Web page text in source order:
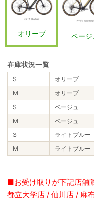
オリーブ ベージ
在庫状況一覧
S オリーブ
M
オリーブ
S
ベージュ
M
ベージュ
S
ライトブルー
M
ライトブルー
■お受け取りが下記店舗
都立大学店 / 仙川店 / 麻